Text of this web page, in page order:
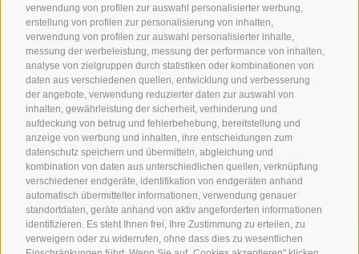
verwendung von profilen zur auswahl personalisierter werbung,
erstellung von profilen zur personalisierung von inhalten,
verwendung von profilen zur auswahl personalisierter inhalte,
messung der werbeleistung, messung der performance von inhalten,
analyse von zielgruppen durch statistiken oder kombinationen von
daten aus verschiedenen quellen, entwicklung und verbesserung
der angebote, verwendung reduzierter daten zur auswahl von
inhalten, gewährleistung der sicherheit, verhinderung und
aufdeckung von betrug und fehlerbehebung, bereitstellung und
anzeige von werbung und inhalten, ihre entscheidungen zum
datenschutz speichern und übermitteln, abgleichung und
kombination von daten aus unterschiedlichen quellen, verknüpfung
verschiedener endgeräte, identifikation von endgeräten anhand
automatisch übermittelter informationen, verwendung genauer
standortdaten, geräte anhand von aktiv angeforderten informationen
identifizieren. Es steht Ihnen frei, Ihre Zustimmung zu erteilen, zu
verweigern oder zu widerrufen, ohne dass dies zu wesentlichen
AMT FÜR DEN NATIONALPARK STILFSERJOCH
SOCIAL-MEDIA-RICHTLINIEN | IMPRESSUM | SITEMAP | COOKIE-RICHTLINIE
PRIVACY | Cookie Präferenzen